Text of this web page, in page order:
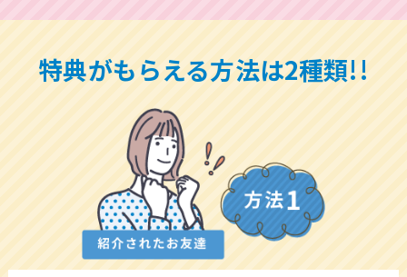
特典がもらえる方法は2種類!!